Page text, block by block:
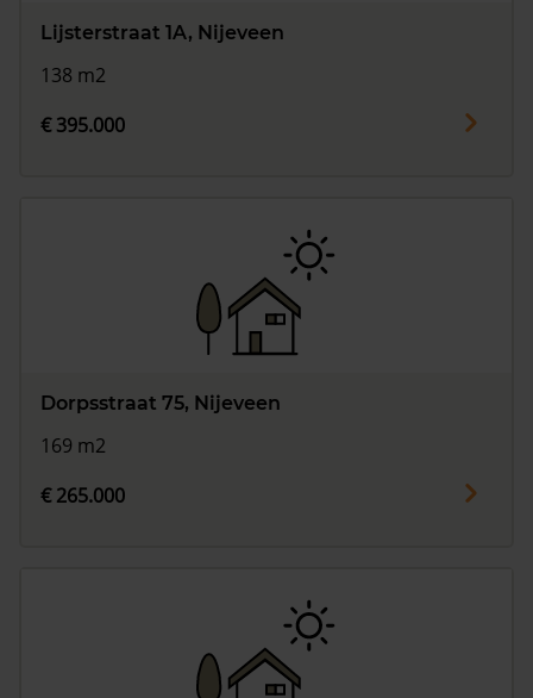
Lijsterstraat 1A, Nijeveen
138 m2
€ 395.000
Dorpsstraat 75, Nijeveen
169 m2
€ 265.000